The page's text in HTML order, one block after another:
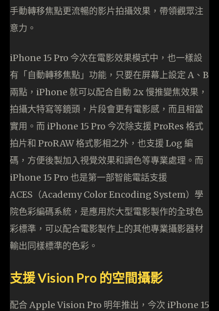
手動轉移焦點更流暢的影片拍攝效果，帶領觀眾注
意力。
iPhone 15 Pro 今次在電影效果模式中，也一樣設
有「自動轉移焦點」功能，只要在屏幕上設定 A、B
兩點，iPhone 就可以配合自動 2x 慢推變焦效果，
拍攝大特寫等鏡頭，片段會更有電影感，而且相當
實用。而 iPhone 15 Pro 今次除支援 ProRes 格式
拍片和 ProRAW 格式影相之外，也支援 Log 編
碼，方便後製加入視覺效果和調色等專業處理。而
iPhone 15 Pro 也是第一部智能電話支援
ACES（Academy Color Encoding System）學
院色彩編碼系統，是應用於大型電影製作的全球色
彩標準，可以配合電影製作上的其他專業攝影器材
輸出同樣標準的色彩。
支援 Vision Pro 的空間攝影
配合 Apple Vision Pro 明年推出，今次 iPhone 15